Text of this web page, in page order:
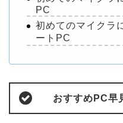
PC
初めてのマイクラ
ートPC
おすすめPC早